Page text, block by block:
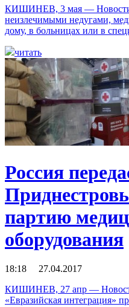
КИШИНЕВ, 3 мая —
неизлечимыми недугами,
дому, в больницах или в
читать
Россия
партию
оборудования
18:18 27.04.2017
КИШИНЕВ, 27 апр —
«Евразийская интеграция»